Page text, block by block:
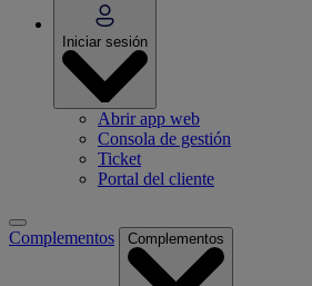
Iniciar sesión
Abrir app web
Consola de gestión
Ticket
Portal del cliente
Complementos Complementos